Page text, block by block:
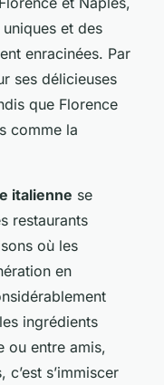
et des
enracinées. Par
ses délicieuses
que Florence
comme la
italienne se
restaurants
où les
en
ingrédients
ou entre amis,
s’immiscer